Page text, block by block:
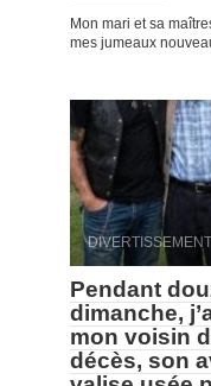
Mon mari et sa
mes jumeaux
DIVERTISSEMENT
Pendant
dimanche,
mon voisin
décès, son